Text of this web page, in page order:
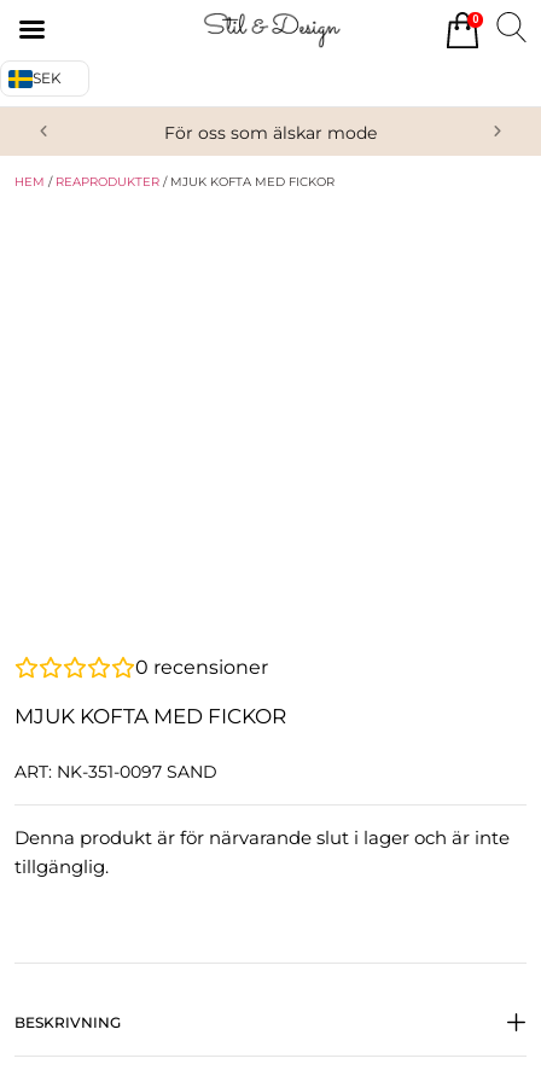
SEK
För oss som älskar mode
HEM / REAPRODUKTER / MJUK KOFTA MED FICKOR
0 recensioner
MJUK KOFTA MED FICKOR
ART: NK-351-0097 SAND
Denna produkt är för närvarande slut i lager och är inte
tillgänglig.
BESKRIVNING
0
Alla produkter
Om oss